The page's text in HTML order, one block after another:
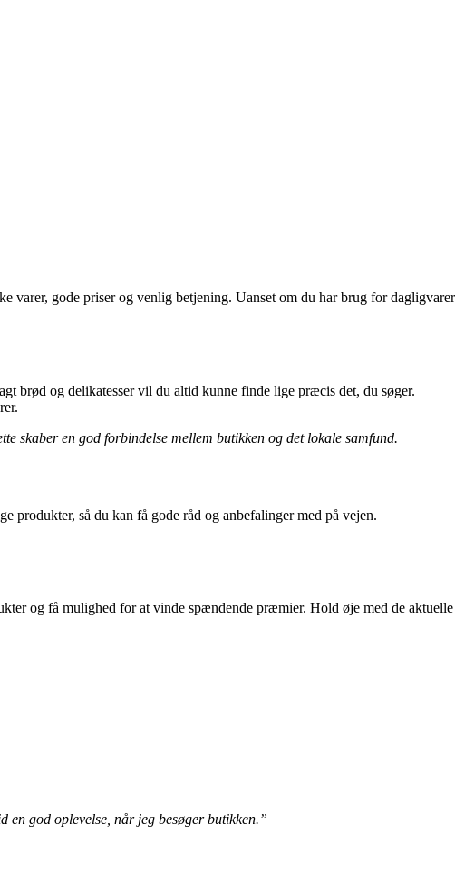
gode priser og venlig betjening. Uanset om du har brug for dagligvarer
brød og delikatesser vil du altid kunne finde lige præcis det, du søger.
skaber en god forbindelse mellem butikken og det lokale samfund.
produkter, så du kan få gode råd og anbefalinger med på vejen.
og få mulighed for at vinde spændende præmier. Hold øje med de aktuelle
en god oplevelse, når jeg besøger butikken.”